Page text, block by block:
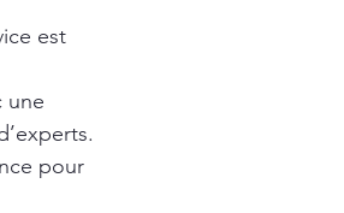
est
une
pour